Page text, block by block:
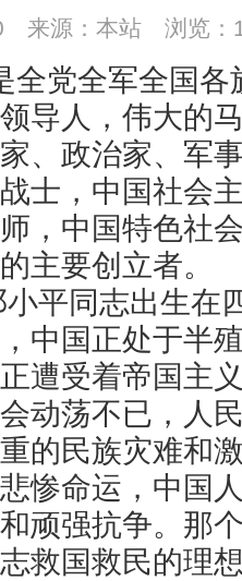
来源：本站 浏览：
全党全军全国各
导人，伟大的
、政治家、军
士，中国社会
，中国特色社
主要创立者。
平同志出生在
中国正处于半
遭受着帝国主
动荡不已，人
的民族灾难和
惨命运，中国
顽强抗争。那
救国救民的理